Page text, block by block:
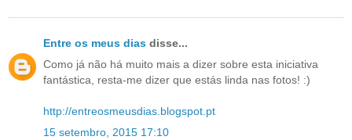
Entre os meus dias disse...
Como já não há muito mais a dizer sobre esta iniciativa
fantástica, resta-me dizer que estás linda nas fotos! :)
http://entreosmeusdias.blogspot.pt
15 setembro, 2015 17:10